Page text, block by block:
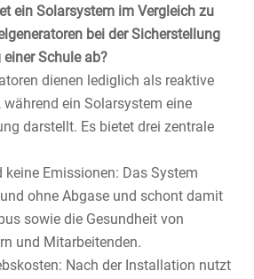
ein Solarsystem im Vergleich zu
bei der Sicherstellung
Schule ab?
dienen lediglich als reaktive
ein Solarsystem eine
darstellt. Es bietet drei zentrale
keine Emissionen: Das System
ohne Abgase und schont damit
sowie die Gesundheit von
und Mitarbeitenden.
Nach der Installation nutzt